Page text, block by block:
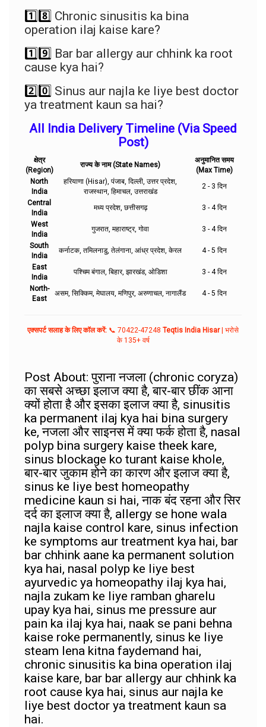
1️⃣8️⃣ Chronic sinusitis ka bina
operation ilaj kaise kare?
1️⃣9️⃣ Bar bar allergy aur chhink ka root
cause kya hai?
2️⃣0️⃣ Sinus aur najla ke liye best doctor
ya treatment kaun sa hai?
All India Delivery Timeline (Via Speed
Post)
क्षेत्र
(Region)
राज्य के नाम (State Names)
अनुमानित समय
(Max Time)
North
India
हरियाणा (Hisar), पंजाब, दिल्ली, उत्तर प्रदेश,
राजस्थान, हिमाचल, उत्तराखंड
2 - 3 दिन
Central
India
मध्य प्रदेश, छत्तीसगढ़
3 - 4 दिन
West
India
गुजरात, महाराष्ट्र, गोवा
3 - 4 दिन
South
India
कर्नाटक, तमिलनाडु, तेलंगाना, आंध्र प्रदेश, केरल
4 - 5 दिन
East
India
पश्चिम बंगाल, बिहार, झारखंड, ओडिशा
3 - 4 दिन
North-
East
असम, सिक्किम, मेघालय, मणिपुर, अरुणाचल, नागालैंड 4 - 5 दिन
एक्सपर्ट सलाह के लिए कॉल करें: 📞 70422-47248 Teqtis India Hisar| भरोसे
के 135+ वर्ष
Post About: पुराना नजला (chronic coryza)
का सबसे अच्छा इलाज क्या है, बार-बार छींक आना
क्यों होता है और इसका इलाज क्या है, sinusitis
ka permanent ilaj kya hai bina surgery
ke, नजला और साइनस में क्या फर्क होता है, nasal
polyp bina surgery kaise theek kare,
sinus blockage ko turant kaise khole,
बार-बार जुकाम होने का कारण और इलाज क्या है,
sinus ke liye best homeopathy
medicine kaun si hai, नाक बंद रहना और सिर
दर्द का इलाज क्या है, allergy se hone wala
najla kaise control kare, sinus infection
ke symptoms aur treatment kya hai, bar
bar chhink aane ka permanent solution
kya hai, nasal polyp ke liye best
ayurvedic ya homeopathy ilaj kya hai,
najla zukam ke liye ramban gharelu
upay kya hai, sinus me pressure aur
pain ka ilaj kya hai, naak se pani behna
kaise roke permanently, sinus ke liye
steam lena kitna faydemand hai,
chronic sinusitis ka bina operation ilaj
kaise kare, bar bar allergy aur chhink ka
root cause kya hai, sinus aur najla ke
liye best doctor ya treatment kaun sa
hai.